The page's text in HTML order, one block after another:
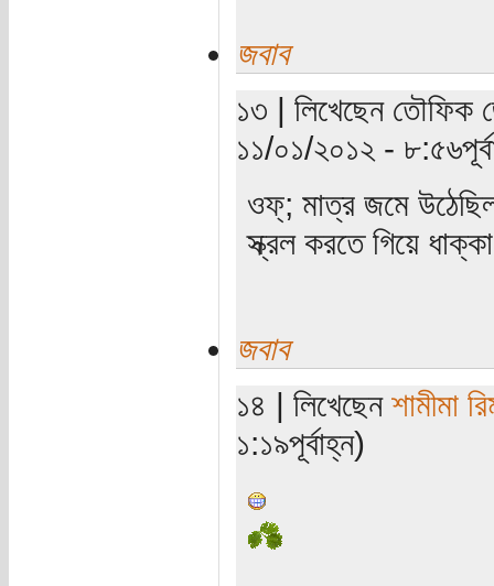
জবাব
১৩ | লিখেছেন তৌফিক
১১/০১/২০১২ -
ওফ্; মাত্র জমে
স্ক্রল করতে গিয়ে
জবাব
১৪ | লিখেছেন শামীমা
১:১৯পূর্বাহ্ন)